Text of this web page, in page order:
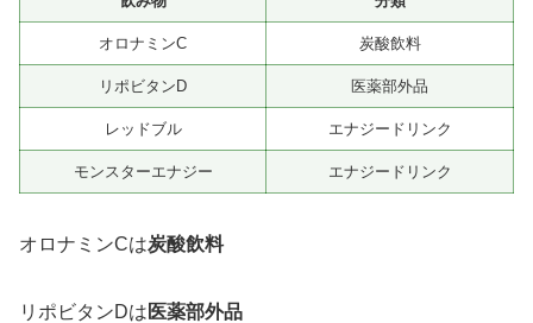
オロナミンC 炭酸飲料
リポビタンD 医薬部外品
レッドブル エナジードリンク
モンスターエナジー エナジードリンク
オロナミンCは炭酸飲料
リポビタンDは 医薬部外品